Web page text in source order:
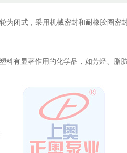
为闭式，采用机械密封和耐橡胶圈
有显著作用的化学品，如芳烃、脂